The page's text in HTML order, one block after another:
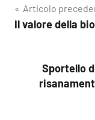
articoli
Articolo
Il valore della
Sportello